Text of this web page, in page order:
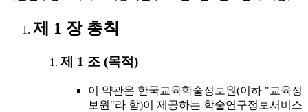
제 1 장 총칙
제 1 조 (목적)
이 약관은 한국교육학술정보원(이하 "교육정
보원"라 함)이 제공하는 학술연구정보서비스